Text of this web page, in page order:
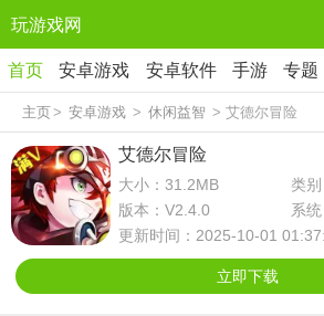
玩游戏网
首页 安卓游戏 安卓软件 手游 专题
主页> 安卓游戏 > 休闲益智 > 艾德尔冒险
艾德尔冒险
大小：31.2MB
类
版本：V2.4.0
系
更新时间：2025-10-01
立即下载